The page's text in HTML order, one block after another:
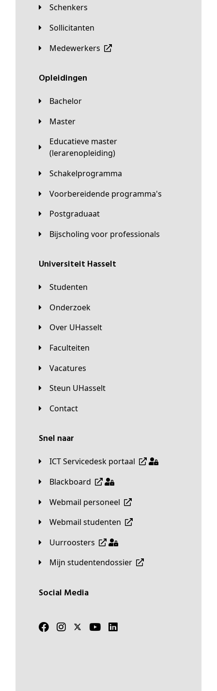
Schenkers
Sollicitanten
Medewerkers
Opleidingen
Bachelor
Master
Educatieve master
(lerarenopleiding)
Schakelprogramma
Voorbereidende programma's
Postgraduaat
Bijscholing voor professionals
universiteit Hasselt
Studenten
Onderzoek
Over UHasselt
Faculteiten
Vacatures
Steun UHasselt
Contact
Snel naar
ICT Servicedesk portaal
Blackboard
Webmail personeel
Webmail studenten
Uurroosters
Mijn studentendossier
Social Media